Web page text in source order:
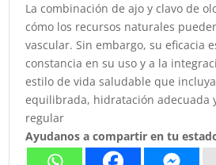
La combinación de ajo y clavo de
cómo los recursos naturales
vascular. Sin embargo, su eficacia
constancia en su uso y a la
estilo de vida saludable que
equilibrada, hidratación adecuada
regular
Ayudanos a compartir en tu